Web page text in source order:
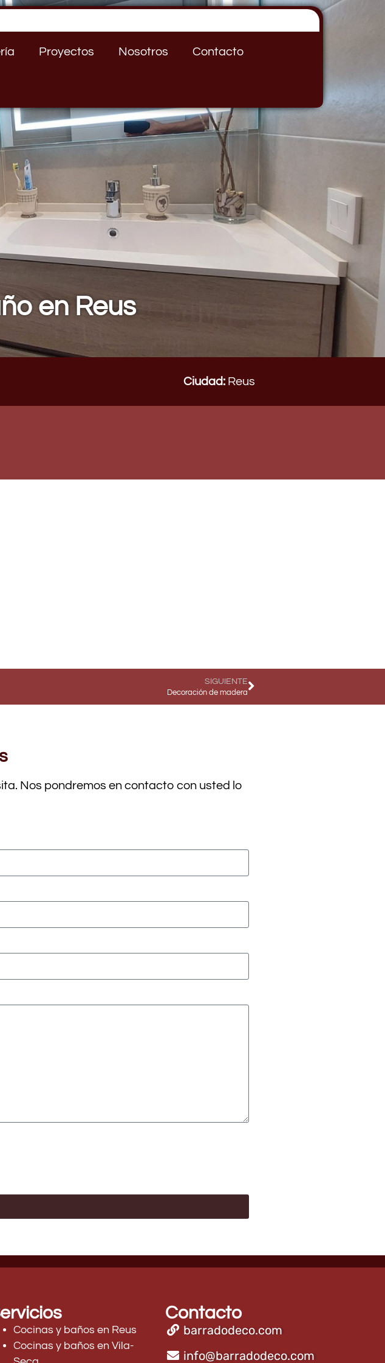
Proyectos Nosotros Contacto
en Reus
Ciudad: Reus
SIGUIENTE
Decoración de madera
Nos pondremos en contacto con usted lo
Cocinas y baños en Reus
Cocinas y baños en Vila-
Contacto
barradodeco.com
info@barradodeco.com